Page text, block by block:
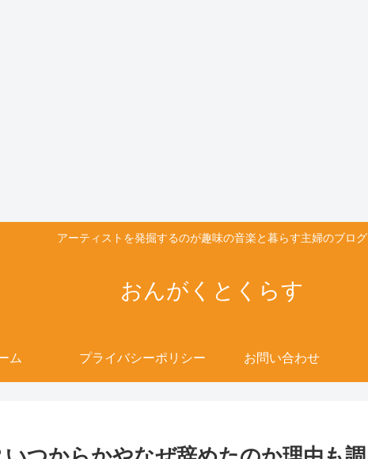
アーティストを発掘するのが趣味の音楽と暮らす主婦のブログ
おんがくとくらす
ム プライバシーポリシー お問い合わせ